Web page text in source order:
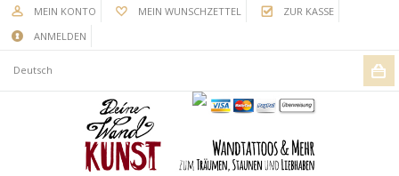
MEIN KONTO MEIN WUNSCHZETTEL
ZUR KASSE
ANMELDEN
Deutsch